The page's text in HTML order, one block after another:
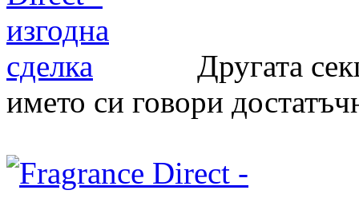
Другата
името си говори